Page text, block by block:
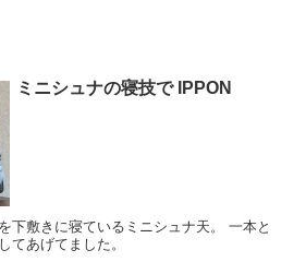
ミニシュナの寝技で IPPON
下敷きに寝ているミニシュナ天。 一本と
てあげてました。